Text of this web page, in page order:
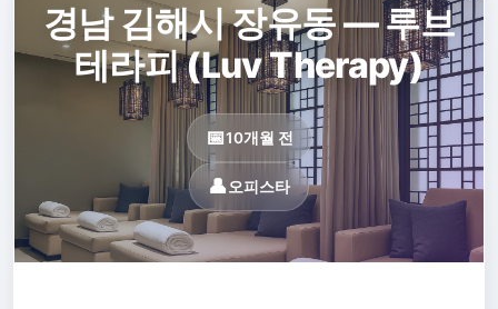
경남 김해시 장유동 — 루브
테라피 (Luv Therapy)
10개월 전
오피스타